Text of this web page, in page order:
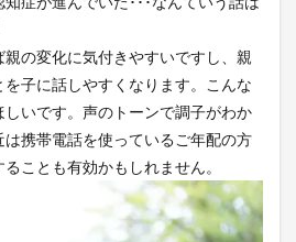
の変化に気付きやすいですし、親
子に話しやすくなります。こんな
いです。声のトーンで調子がわか
携帯電話を使っているご年配の方
ことも有効かもしれません。